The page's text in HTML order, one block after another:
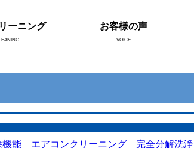
ーニング お客様の声
VOICE
エアコンクリーニング 完全分解洗浄